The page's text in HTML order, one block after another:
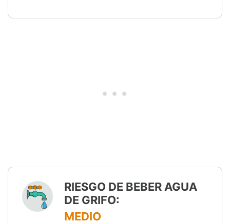
RIESGO DE BEBER AGUA
DE GRIFO:
MEDIO